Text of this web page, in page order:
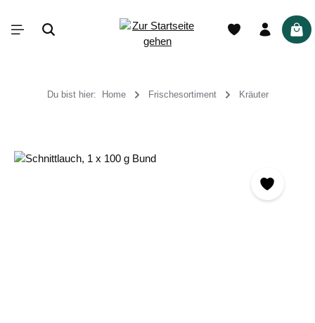
Du bist hier: Home Frischesortiment Kräuter
Bildergalerie überspringen